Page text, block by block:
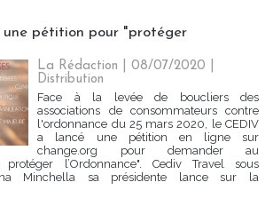
une pétition pour "protéger
La Rédaction | 08/07/2020
Distribution
Face à la levée de boucliers des
associations de consommateurs contre
l'ordonnance du 25 mars 2020, le CEDIV
a lancé une pétition en ligne sur
change.org pour demander au
l’Ordonnance". Cediv Travel sous
Minchella sa présidente lance sur la